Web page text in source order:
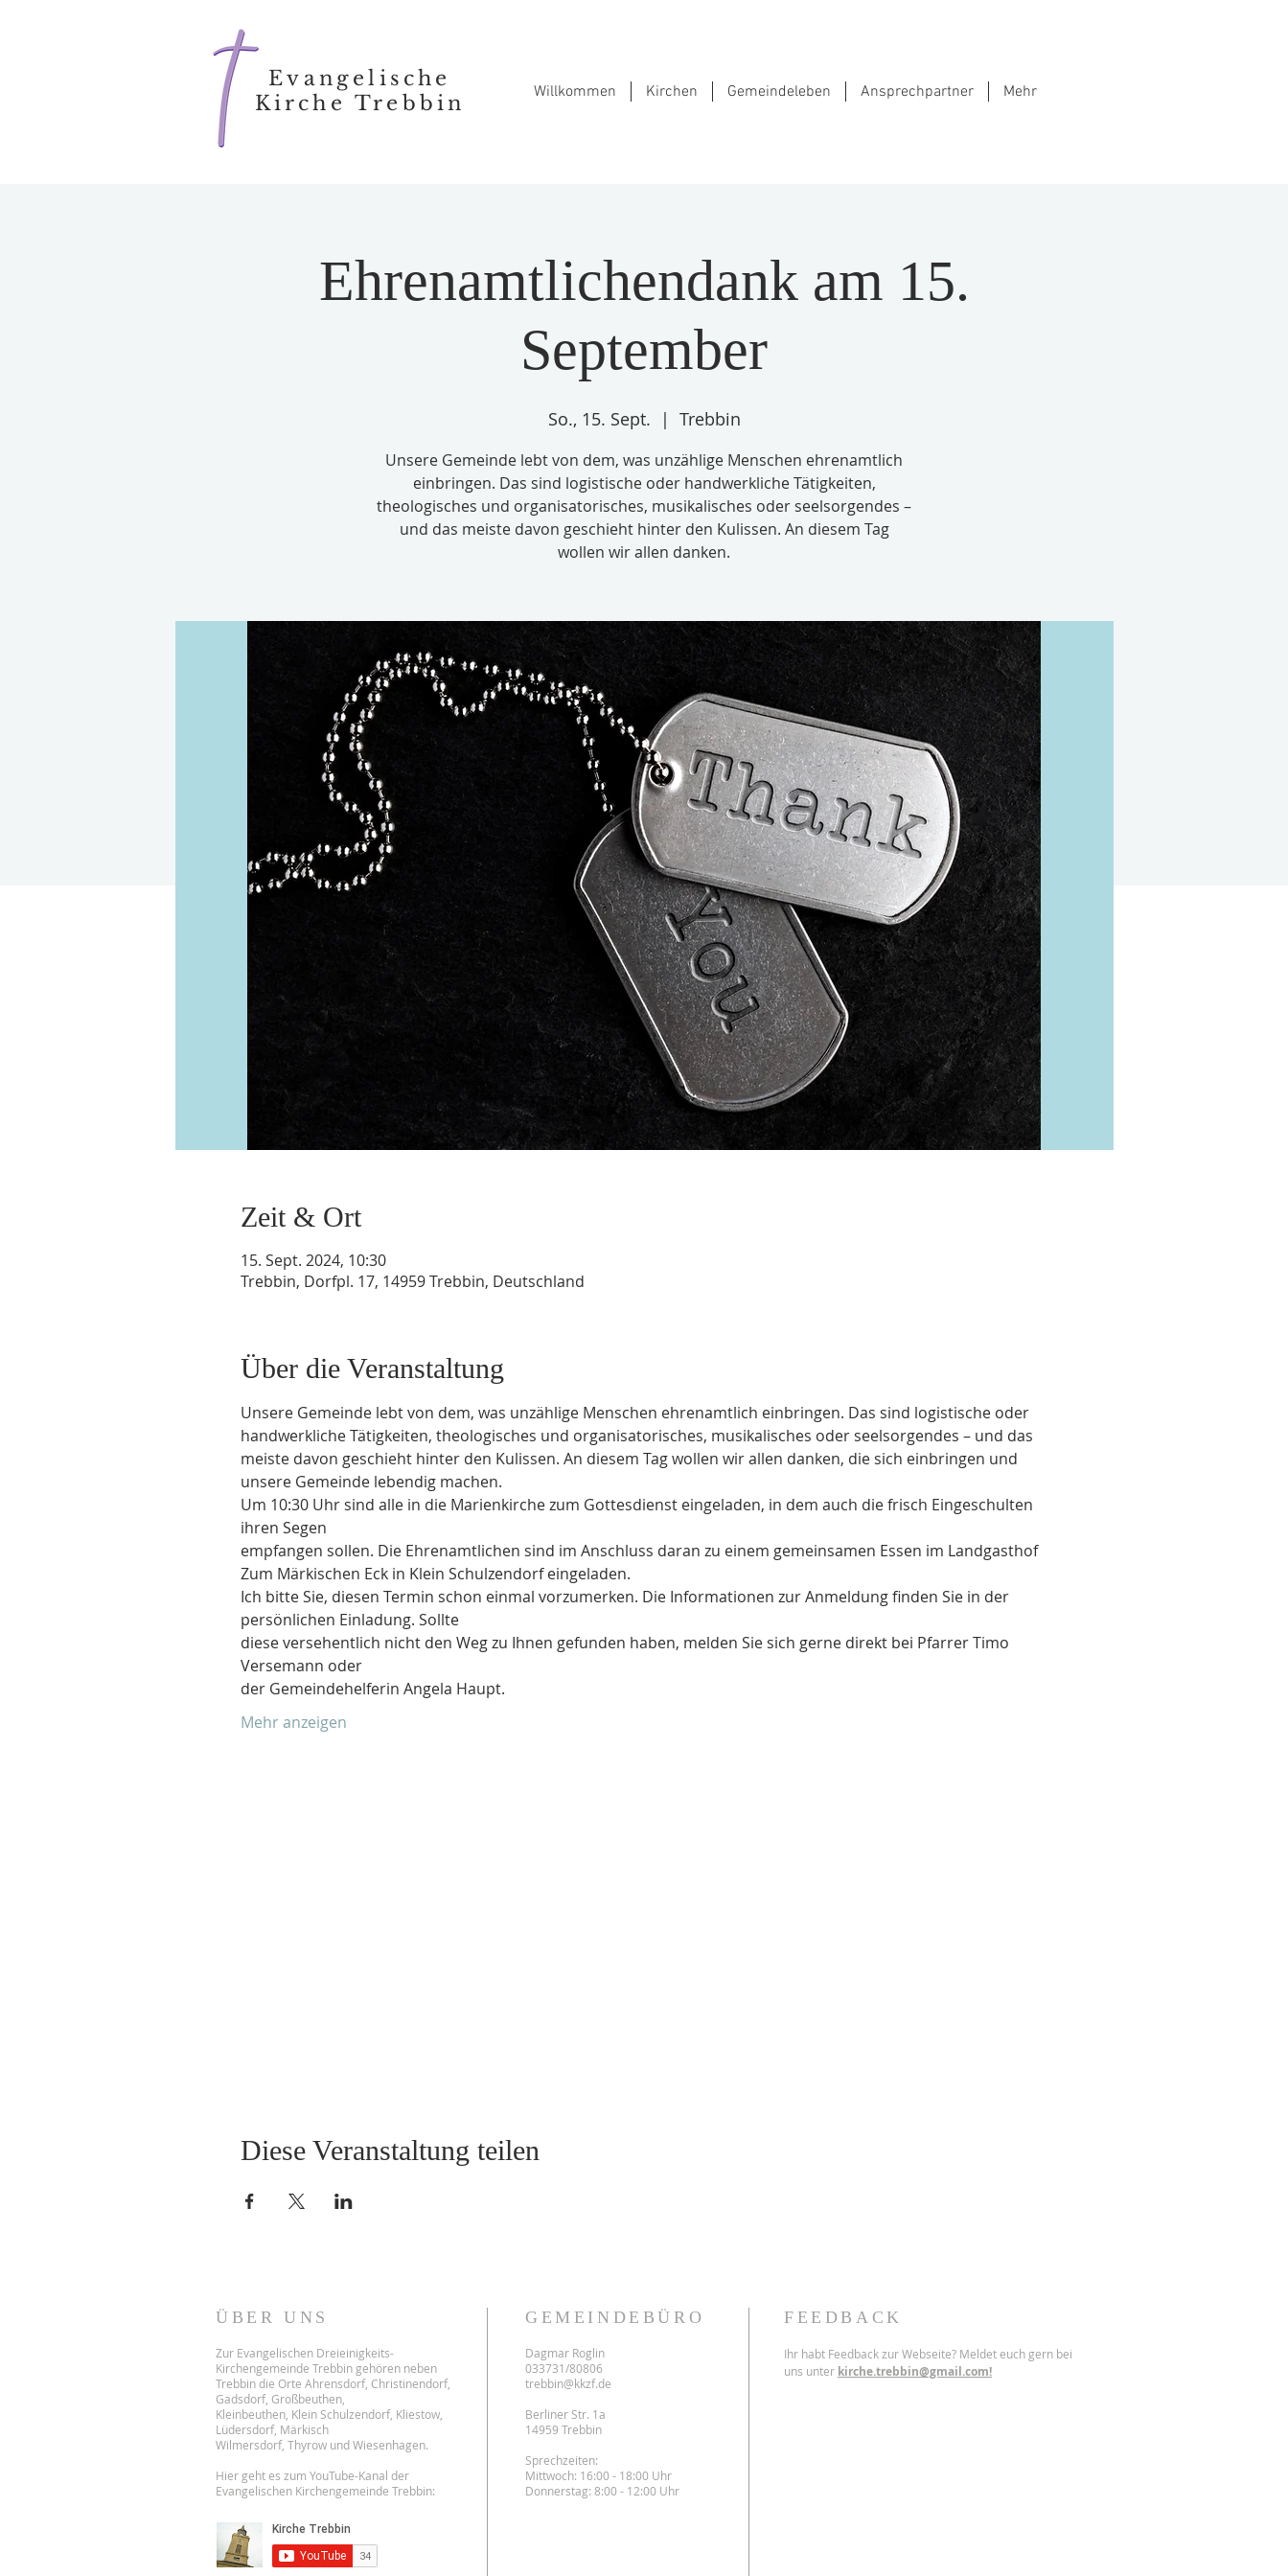
Evangelische
Kirche Trebbin
Willkommen Kirchen Gemeindeleben Ansprechpartner Mehr
Ehrenamtlichendank am 15.
September
So., 15. Sept.
  |
Trebbin
Unsere Gemeinde lebt von dem, was unzählige Menschen ehrenamtlich
einbringen. Das sind logistische oder handwerkliche Tätigkeiten,
theologisches und organisatorisches, musikalisches oder seelsorgendes –
und das meiste davon geschieht hinter den Kulissen. An diesem Tag
wollen wir allen danken.
Zeit & Ort
15. Sept. 2024, 10:30
Trebbin, Dorfpl. 17, 14959 Trebbin, Deutschland
Über die Veranstaltung
Unsere Gemeinde lebt von dem, was unzählige Menschen ehrenamtlich einbringen. Das sind logistische oder
handwerkliche Tätigkeiten, theologisches und organisatorisches, musikalisches oder seelsorgendes – und das
meiste davon geschieht hinter den Kulissen. An diesem Tag wollen wir allen danken, die sich einbringen und
unsere Gemeinde lebendig machen.
Um 10:30 Uhr sind alle in die Marienkirche zum Gottesdienst eingeladen, in dem auch die frisch Eingeschulten
ihren Segen
empfangen sollen. Die Ehrenamtlichen sind im Anschluss daran zu einem gemeinsamen Essen im Landgasthof
Zum Märkischen Eck in Klein Schulzendorf eingeladen.
Ich bitte Sie, diesen Termin schon einmal vorzumerken. Die Informationen zur Anmeldung finden Sie in der
persönlichen Einladung. Sollte
diese versehentlich nicht den Weg zu Ihnen gefunden haben, melden Sie sich gerne direkt bei Pfarrer Timo
Versemann oder
der Gemeindehelferin Angela Haupt.
Mehr anzeigen
Diese Veranstaltung teilen
ÜBER UNS
Zur Evangelischen Dreieinigkeits-
Kirchengemeinde Trebbin gehören neben
Trebbin die Orte Ahrensdorf, Christinendorf,
Gadsdorf, Großbeuthen,
Kleinbeuthen, Klein Schulzendorf, Kliestow,
Lüdersdorf, Märkisch
Wilmersdorf, Thyrow und Wiesenhagen.
Hier geht es zum YouTube-Kanal der
Evangelischen Kirchengemeinde Trebbin:
GEMEINDEBÜRO
Dagmar Roglin
033731/80806
trebbin@kkzf.de
Berliner Str. 1a
14959 Trebbin
Sprechzeiten:
Mittwoch: 16:00 - 18:00 Uhr
Donnerstag: 8:00 - 12:00 Uhr
FEEDBACK
Ihr habt Feedback zur Webseite? Meldet euch gern bei
uns unter kirche.trebbin@gmail.com!